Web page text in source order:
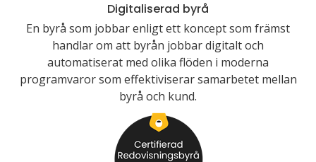
Digitaliserad byrå
En byrå som jobbar enligt ett koncept som främst
handlar om att byrån jobbar digitalt och
automatiserat med olika flöden i moderna
programvaror som effektiviserar samarbetet mellan
byrå och kund.